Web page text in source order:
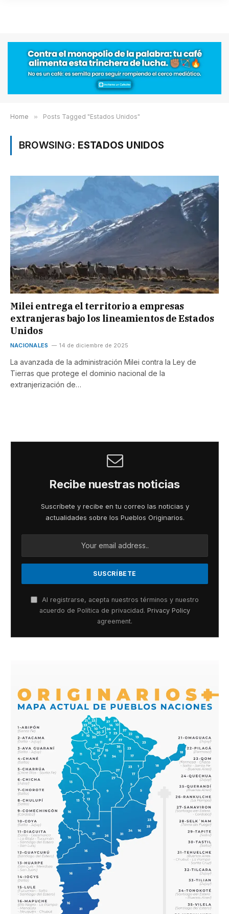
Home » Posts Tagged "Estados Unidos"
BROWSING: ESTADOS UNIDOS
Milei entrega el territorio a empresas
extranjeras bajo los lineamientos de Estados
Unidos
NACIONALES 14 de diciembre de 2025
La avanzada de la administración Milei contra la Ley de
Tierras que protege el dominio nacional de la
extranjerización de…
Recibe nuestras noticias
Suscríbete y recibe en tu correo las noticias y
actualidades sobre los Pueblos Originarios.
Al registrarse, acepta nuestros términos y nuestro
acuerdo de Política de privacidad. Privacy Policy
agreement.